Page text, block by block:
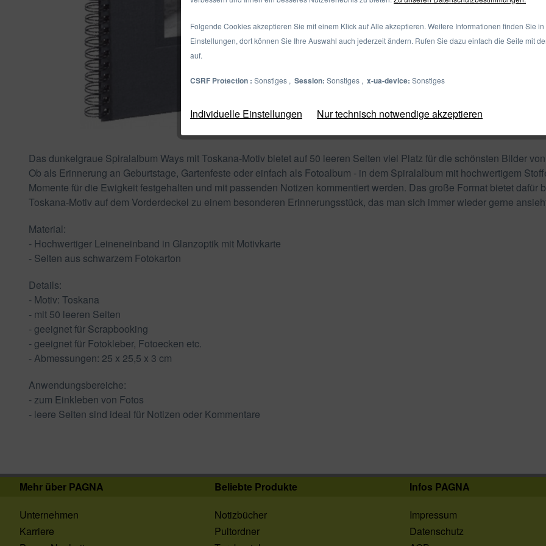
Das dunkelgraue Spiralalbum Ways mit Toskana-Motiv bietet auf 50 leeren Seiten viel Platz für die schönsten Bilder
Ob als Erinnerung an Geburtstage, Gartenfeste oder einfach als Fotoalbum - in dem Spiralalbum mit hochwertigem
Momente für die Ewigkeit festgehalten und mit passenden Notizen kommentiert werden. Das große Format bietet
Toskana-Motiv auf dem Vorderdeckel zu einem besonderen Erinnerungsstück, das man sich immer wieder gerne
Material:
- Hochwertiger Leineneinband in Glanzoptik mit Motivkarte
- Seiten aus schwarzem Fotokarton
Details:
- Motiv: Toskana
- mit 50 leeren Seiten
- geeignet für Scrapbooking
- geeignet für Fotokleber, Fotoecken etc.
- Abmessungen: 25 x 25,5 x 3 cm
Anwendungsbereiche:
- zum Einkleben von Fotos
- leere Seiten sind ideal für Notizen oder Kommentare
Mehr über PAGNA
Unternehmen
Karriere
Beliebte Produkte
Notizbücher
Pultordner
Infos PAGNA
Impressum
Datenschutz
Folgende Cookies akzeptieren Sie mit einem Klick auf Alle akzeptieren. Weitere Informationen finden Sie
Einstellungen, dort können Sie Ihre Auswahl auch jederzeit ändern. Rufen Sie dazu einfach die Seite mit
auf.
CSRF Protection : Sonstiges , Session: Sonstiges , x-ua-device: Sonstiges
Individuelle Einstellungen Nur technisch notwendige akzeptieren